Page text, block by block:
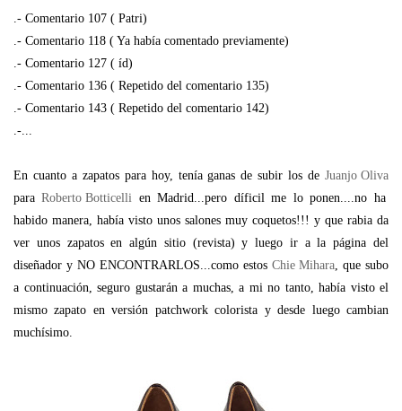
.- Comentario 107 ( Patri)
.- Comentario 118 ( Ya había comentado previamente)
.- Comentario 127 ( íd)
.- Comentario 136 ( Repetido del comentario 135)
.- Comentario 143 ( Repetido del comentario 142)
.-...
En cuanto a zapatos para hoy, tenía ganas de subir los de Juanjo Oliva
paraRoberto Botticelli en Madrid...pero díficil me lo ponen....no ha
habido manera, había visto unos salones muy coquetos!!! y que rabia da
ver unos zapatos en algún sitio (revista) y luego ir a la página del
diseñador y NO ENCONTRARLOS...como estos Chie Mihara , que subo
a continuación, seguro gustarán a muchas, a mi no tanto, había visto el
mismo zapato en versión patchwork colorista y desde luego cambian
muchísimo.